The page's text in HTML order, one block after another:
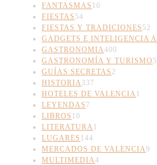
FANTASMAS 10
FIESTAS 54
FIESTAS Y TRADICIONES 52
GADGETS E INTELIGENCIA
GASTRONOMIA400
GASTRONOMÍA Y TURISMO
GUÍAS SECRETAS 2
HISTORIA337
HOTELES DE VALENCIA1
LEYENDAS 7
LIBROS 10
LITERATURA1
LUGARES 144
MERCADOS DE VALENCIA9
MULTIMEDIA4